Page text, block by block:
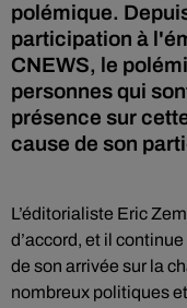
polémique.
participation à
CNEWS, le
personnes qui
présence sur
cause de son
L’éditorialiste Eric
d’accord, et il
de son arrivée sur la
nombreux politiques